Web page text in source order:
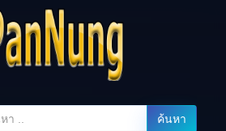
ค้นหา